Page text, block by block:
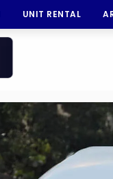
UNIT RENTAL